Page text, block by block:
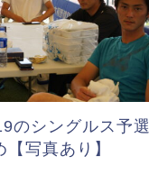
のシングルス予選
写真あり】